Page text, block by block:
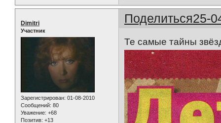
Поделиться25-
Dimitri
Участник
Зарегистрирован: 01-08-2010
Сообщений: 80
Уважение: +68
Позитив: +13
Те самые тайны